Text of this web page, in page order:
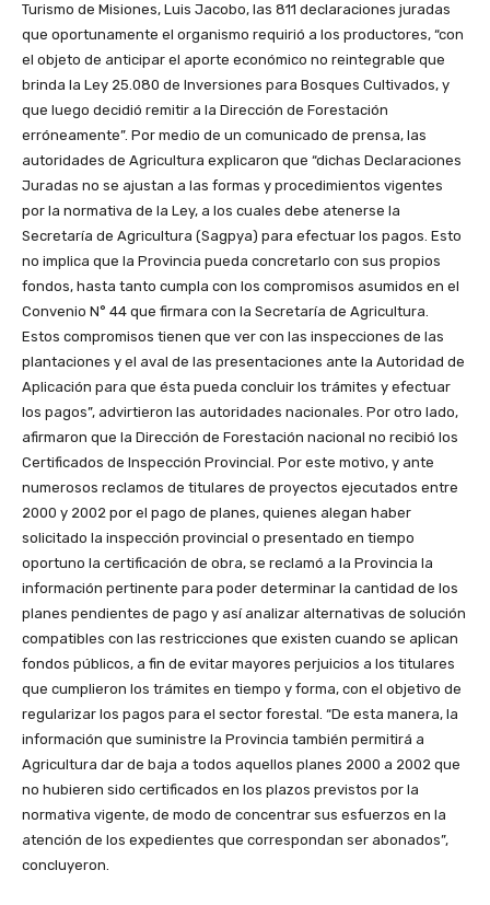
Turismo de Misiones, Luis Jacobo, las 811 declaraciones juradas
que oportunamente el organismo requirió a los productores, “con
el objeto de anticipar el aporte económico no reintegrable que
brinda la Ley 25.080 de Inversiones para Bosques Cultivados, y
que luego decidió remitir a la Dirección de Forestación
erróneamente”. Por medio de un comunicado de prensa, las
autoridades de Agricultura explicaron que “dichas Declaraciones
Juradas no se ajustan a las formas y procedimientos vigentes
por la normativa de la Ley, a los cuales debe atenerse la
Secretaría de Agricultura (Sagpya) para efectuar los pagos. Esto
no implica que la Provincia pueda concretarlo con sus propios
fondos, hasta tanto cumpla con los compromisos asumidos en el
Convenio N° 44 que firmara con la Secretaría de Agricultura.
Estos compromisos tienen que ver con las inspecciones de las
plantaciones y el aval de las presentaciones ante la Autoridad de
Aplicación para que ésta pueda concluir los trámites y efectuar
los pagos”, advirtieron las autoridades nacionales. Por otro lado,
afirmaron que la Dirección de Forestación nacional no recibió los
Certificados de Inspección Provincial. Por este motivo, y ante
numerosos reclamos de titulares de proyectos ejecutados entre
2000 y 2002 por el pago de planes, quienes alegan haber
solicitado la inspección provincial o presentado en tiempo
oportuno la certificación de obra, se reclamó a la Provincia la
información pertinente para poder determinar la cantidad de los
planes pendientes de pago y así analizar alternativas de solución
compatibles con las restricciones que existen cuando se aplican
fondos públicos, a fin de evitar mayores perjuicios a los titulares
que cumplieron los trámites en tiempo y forma, con el objetivo de
regularizar los pagos para el sector forestal. “De esta manera, la
información que suministre la Provincia también permitirá a
Agricultura dar de baja a todos aquellos planes 2000 a 2002 que
no hubieren sido certificados en los plazos previstos por la
normativa vigente, de modo de concentrar sus esfuerzos en la
atención de los expedientes que correspondan ser abonados”,
concluyeron.